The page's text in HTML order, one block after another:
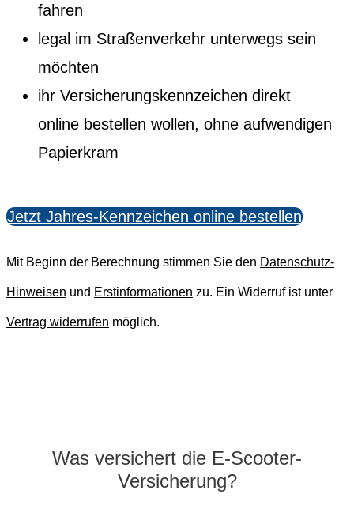
fahren
legal im Straßenverkehr unterwegs sein
möchten
ihr Versicherungskennzeichen direkt
online bestellen wollen, ohne aufwendigen
Papierkram
Jetzt Jahres-Kennzeichen online bestellen
Mit Beginn der Berechnung stimmen Sie den Datenschutz-
Hinweisen und Erstinformationen zu. Ein Widerruf ist unter
Vertrag widerrufen möglich.
Was versichert die E-Scooter-
Versicherung?